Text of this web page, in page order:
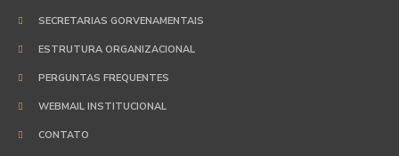
SECRETARIAS GORVENAMENTAIS
ESTRUTURA ORGANIZACIONAL
PERGUNTAS FREQUENTES
WEBMAIL INSTITUCIONAL
CONTATO